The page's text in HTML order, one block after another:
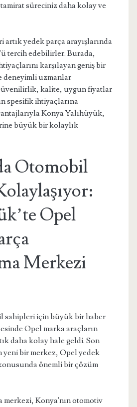
süreciniz daha kolay ve
artık yedek parça arayışlarında
tercih edebilirler. Burada,
karşılayan geniş bir
deneyimli uzmanlar
kalite, uygun fiyatlar
spesifik ihtiyaçlarına
Konya Yalıhüyük,
büyük bir kolaylık
Otomobil
Opel
Merkezi
sahipleri için büyük bir haber
Opel marka araçların
daha kolay hale geldi. Son
yeni bir merkez, Opel yedek
önemli bir çözüm
merkezi, Konya'nın otomotiv